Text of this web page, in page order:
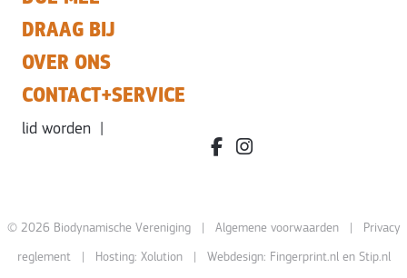
DRAAG BIJ
OVER ONS
CONTACT+SERVICE
lid worden
facebook.com/bdvereniging/
instagram.com/
© 2026 Biodynamische Vereniging | Algemene voorwaarden| Privacy
reglement| Hosting: Xolution| Webdesign: Fingerprint.nlen Stip.nl